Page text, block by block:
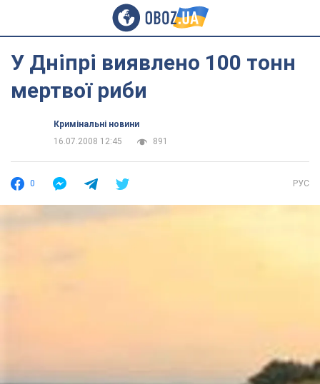
У Дніпрі виявлено 100 тонн
мертвої риби
Кримінальні новини
16.07.2008 12:45
891
0 РУС